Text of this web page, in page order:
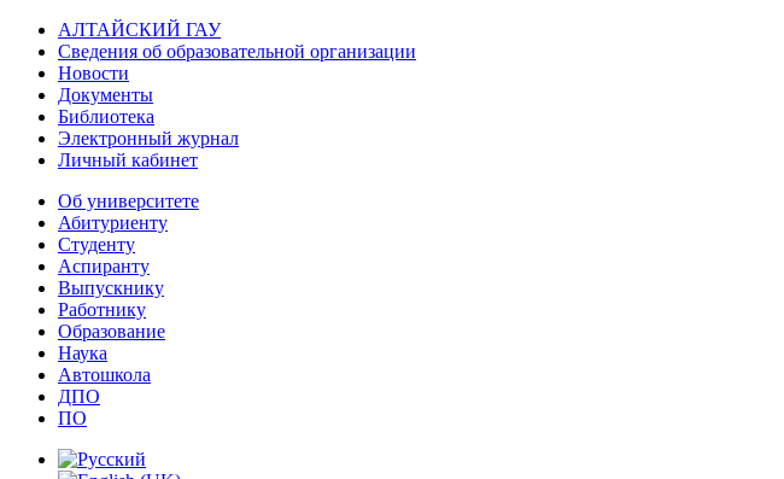
АЛТАЙСКИЙ ГАУ
Сведения об образовательной организации
Новости
Документы
Библиотека
Электронный журнал
Личный кабинет
Об университете
Абитуриенту
Студенту
Аспиранту
Выпускнику
Работнику
Образование
Наука
Автошкола
ДПО
ПО